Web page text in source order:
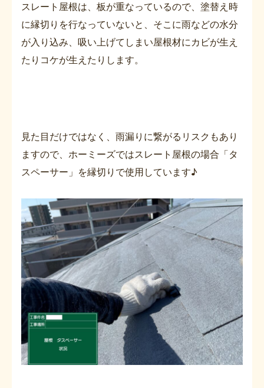
スレート屋根は、板が重なっているので、塗替え時
に縁切りを行なっていないと、そこに雨などの水分
が入り込み、吸い上げてしまい屋根材にカビが生え
たりコケが生えたりします。
見た目だけではなく、雨漏りに繋がるリスクもあり
ますので、ホーミーズではスレート屋根の場合「タ
スペーサー」を縁切りで使用しています♪